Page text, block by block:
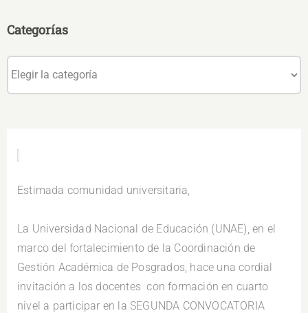
Estimada comunidad universitaria,
La Universidad Nacional de Educación (UNAE), en el
marco del fortalecimiento de la Coordinación de
Gestión Académica de Posgrados, hace una cordial
invitación a los docentes con formación en cuarto
nivel a participar en la SEGUNDA CONVOCATORIA
Categorías